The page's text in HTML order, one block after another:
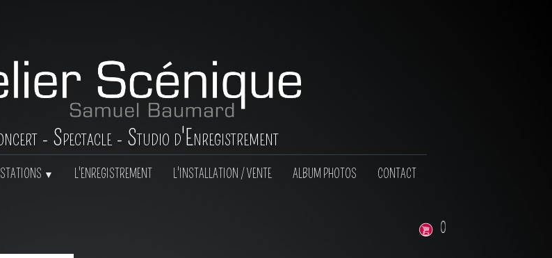
- Spectacle - Studio d'Enregistrement
▼ L'ENREGISTREMENT L'INSTALLATION / VENTE ALBUM PHOTOS CONTACT
0